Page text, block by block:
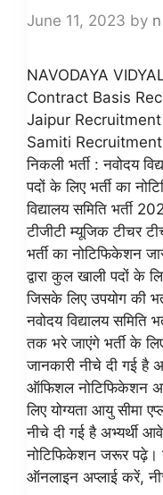
June 11, 2023 by
NAVODAYA
Contract Basis
Jaipur
Samiti Recruitment
निकली भर्ती : नवोदय
पदों के लिए भर्ती का
विद्यालय समिति भर्ती
टीजीटी म्यूजिक टीचर
भर्ती का नोटिफिकेशन
द्वारा कुल खाली पदों के
जिसके लिए उपयोग की
नवोदय विद्यालय
तक भरे जाएंगे भर्ती के
जानकारी नीचे दी गई है
ऑफिशल नोटिफिकेशन
लिए योग्यता आयु सीमा
नीचे दी गई है अभ्यर्थी
नोटिफिकेशन जरूर पढ़े।
ऑनलाइन अप्लाई करें,